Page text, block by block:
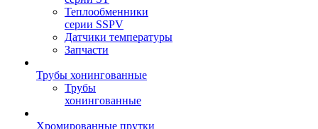
Теплообменники
серии SSPV
Датчики температуры
Запчасти
Трубы хонингованные
Трубы
хонингованные
Хромированные прутки